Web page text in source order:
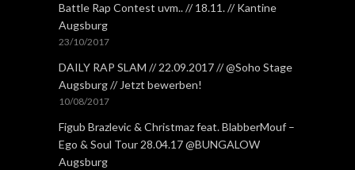
Battle Rap Contest uvm.. // 18.11. // Kantine
Augsburg
23/10/2017
DAILY RAP SLAM // 22.09.2017 // @Soho Stage
Augsburg // Jetzt bewerben!
10/08/2017
Figub Brazlevic & Christmaz feat. BlabberMouf –
Ego & Soul Tour 28.04.17 @BUNGALOW
Augsburg